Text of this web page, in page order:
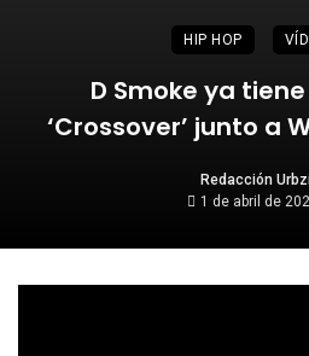
HIP HOP
D Smoke ya
‘Crossover’ junto a
Redacción
1 de abril de